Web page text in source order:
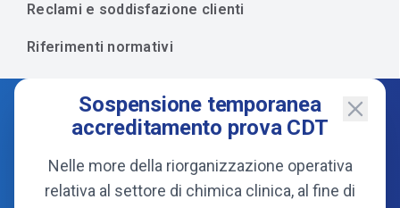
Reclami e soddisfazione clienti
Riferimenti normativi
Sospensione temporanea
accreditamento prova CDT
Nelle more della riorganizzazione operativa
relativa al settore di chimica clinica, al fine di